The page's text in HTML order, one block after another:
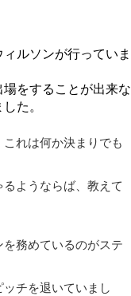
ルソンが行っていま
をすることが出来な
た。
れは何か決まりでも
ようならば、教えて
務めているのがステ
チを退いていまし